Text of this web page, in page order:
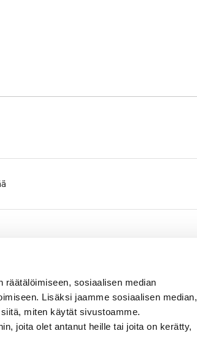
räätälöimiseen, sosiaalisen median
Lisäksi jaamme sosiaalisen median,
miten käytät sivustoamme.
joita olet antanut heille tai joita on kerätty,